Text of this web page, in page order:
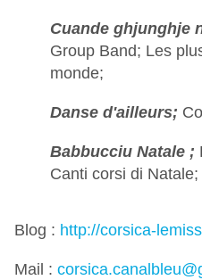
Cuande ghjunghje
Group Band; Les
monde;
Danse d'ailleurs;
Babbucciu Natale ;
Canti corsi di Natale;
Blog : http://corsica-
Mail :